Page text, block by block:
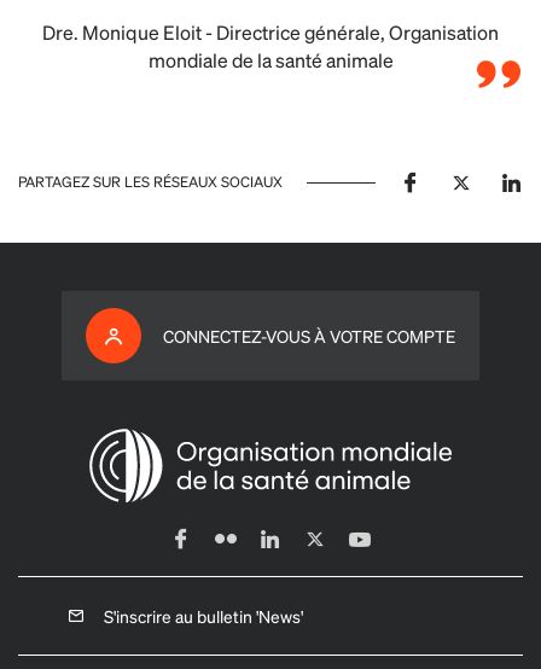
Dre. Monique Eloit - Directrice générale, Organisation
mondiale de la santé animale
PARTAGEZ SUR LES RÉSEAUX SOCIAUX
CONNECTEZ-VOUS À VOTRE COMPTE
S'inscrire au bulletin 'News'